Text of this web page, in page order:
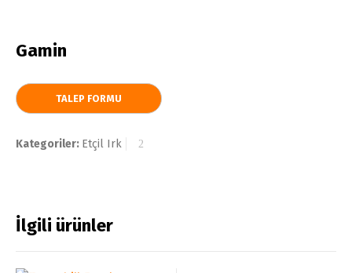
Gamin
Kategoriler: Etçil Irk
İlgili ürünler